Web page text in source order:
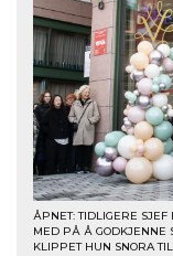
ÅPNET: TIDLIGERE
MED PÅ Å GODKJENNE
KLIPPET HUN SNORA